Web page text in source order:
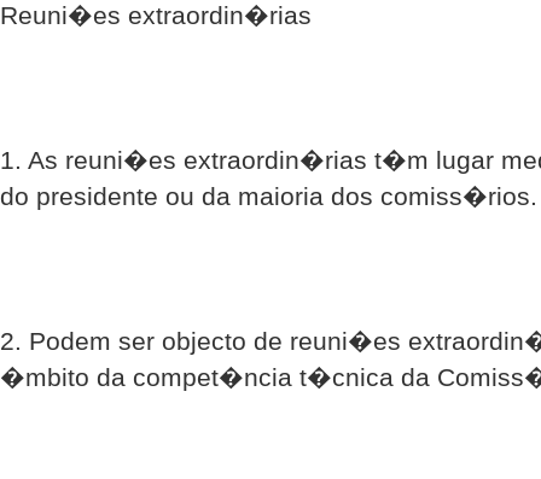
Reuni�es extraordin�rias
1. As reuni�es extraordin�rias t�m lugar
do presidente ou da maioria dos comiss�rios.
2. Podem ser objecto de reuni�es
�mbito da compet�ncia t�cnica da